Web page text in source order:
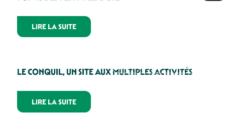
LIRE LA SUITE
La découverte du Périgord Noir
LE CONQUIL, UN SITE AUX MULTIPLES ACTIVITÉS
LIRE LA SUITE